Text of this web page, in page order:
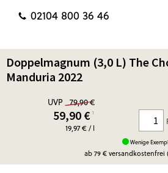
02104 800 36 46
Doppelmagnum (3,0 L) The
Manduria 2022
UVP 79,90 €
59,90 €¹
19,97 € / l
ab 79 € versandkostenfrei
Wenige